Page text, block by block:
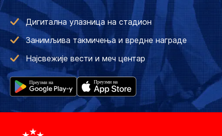
Дигитална улазница на стадион
Занимљива такмичења и вредне награде
Најсвежије вести и меч центар